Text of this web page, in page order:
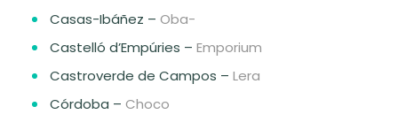
Casas-Ibáñez – Oba-
Castelló d’Empúries – Emporium
Castroverde de Campos – Lera
Córdoba – Choco